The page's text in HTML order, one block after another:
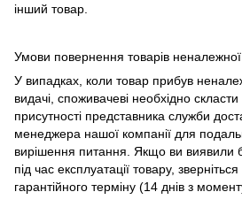
інший товар.
Умови повернення товарів неналежної
У випадках, коли товар прибув
видачі, споживачеві необхідно
присутності представника служби
менеджера нашої компанії для
вирішення питання. Якщо ви виявили
під час експлуатації товару,
гарантійного терміну (14 днів з